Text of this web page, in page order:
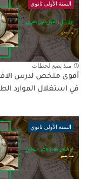
السنة الأولى ثانوي
منذ بضع لحظات
أقوى ملخص لدرس
في استغلال الموارد
السنة الأولى ثانوي